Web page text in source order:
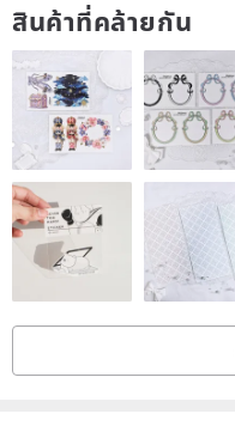
สินค้าที่คล้ายกัน